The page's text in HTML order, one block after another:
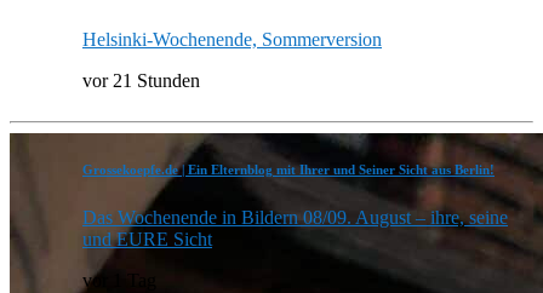
Helsinki-Wochenende, Sommerversion
vor 21 Stunden
Grossekoepfe.de | Ein Elternblog mit Ihrer und Seiner Sicht aus Berlin!
Das Wochenende in Bildern 08/09. August – ihre, seine
und EURE Sicht
vor 1 Tag